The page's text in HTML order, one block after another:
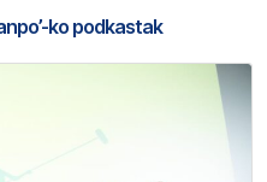
ko podkastak